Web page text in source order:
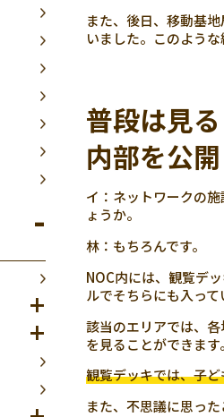
また、後日、移動基
いました。このよう
普段は見
内部を公開
イ：ネットワークの
ょうか。
林：もちろんです。
NOC内には、観覧デ
ルでそちらにも入って
該当のエリアでは、
を見ることができます。
観覧デッキでは、子
また、不思議に思っ